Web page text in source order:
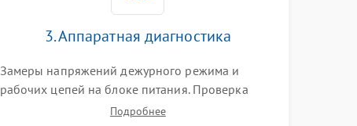
3. Аппаратная диагностика
Замеры напряжений дежурного режима и
рабочих цепей на блоке питания. Проверка
видеосигналов на плате T-Con с помощью
Подробнее